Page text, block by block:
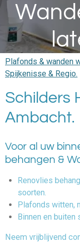
Plafonds & wanden
Spijkenisse & Regio.
Schilders
Ambacht.
Voor al uw
behangen &
Renovlies
soorten.
Plafonds witten,
Binnen en buiten
Neem vrijblijvend